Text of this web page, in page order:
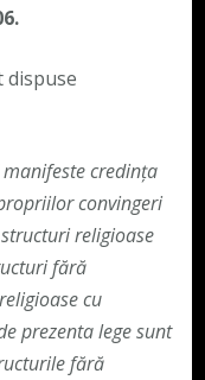
dispuse
credința
convingeri
religioase
fără
cu
prezenta lege sunt
fără